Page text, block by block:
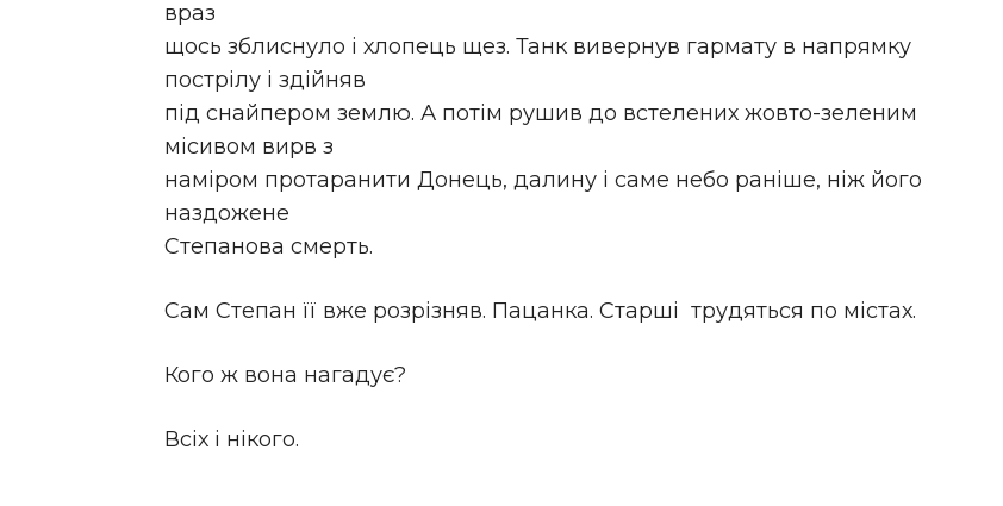
враз
щось зблиснуло і хлопець щез. Танк вивернув гармату в напрямку
пострілу і здійняв
під снайпером землю. А потім рушив до встелених жовто-зеленим
місивом вирв з
наміром протаранити Донець, далину і саме небо раніше, ніж його
наздожене
Степанова смерть.
Сам Степан її вже розрізняв. Пацанка. Старші трудяться по містах.
Кого ж вона нагадує?
Всіх і нікого.